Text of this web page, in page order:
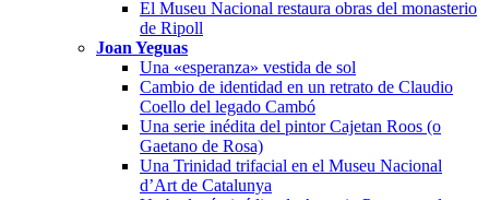
El Museu Nacional restaura obras del monasterio
de Ripoll
Joan Yeguas
Una «esperanza» vestida de sol
Cambio de identidad en un retrato de Claudio
Coello del legado Cambó
Una serie inédita del pintor Cajetan Roos (o
Gaetano de Rosa)
Una Trinidad trifacial en el Museu Nacional
d’Art de Catalunya